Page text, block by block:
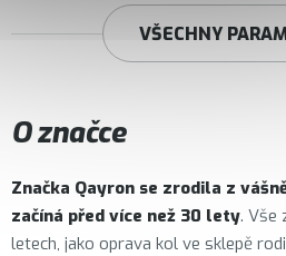
34,9 mm
VŠECHNY
O značce
Značka Qayron se zrodila z
začíná před více než 30 lety. Vše
letech, jako oprava kol ve sklepě